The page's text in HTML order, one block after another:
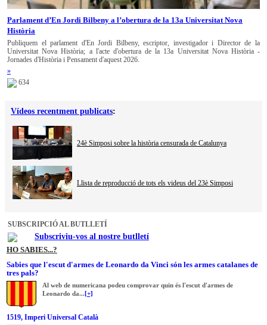
Parlament d’En Jordi Bilbeny a l’obertura de la 13a Universitat Nova
Història
Publiquem el parlament d'En Jordi Bilbeny, escriptor, investigador i Director de la
Universitat Nova Història; a l'acte d'obertura de la 13a Universitat Nova Història -
Jornades d'Història i Pensament d'aquest 2026.
»
634
Vídeos recentment publicats:
24è Simposi sobre la història censurada de Catalunya
Llista de reproducció de tots els videus del 23è Simposi
SUBSCRIPCIÓ AL BUTLLETÍ
Subscriviu-vos al nostre butlletí
HO SABIES...?
Sabies que l'escut d'armes de Leonardo da Vinci són les armes catalanes de
tres pals?
Al web de numericana podeu comprovar quin és l'escut d'armes de
Leonardo da... [+]
1519, Imperi Universal Català